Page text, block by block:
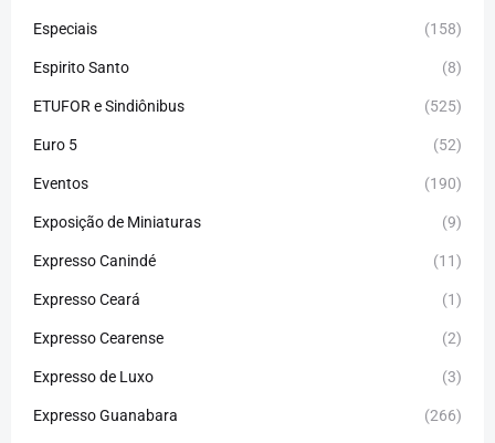
Especiais (158)
Espirito Santo (8)
ETUFOR e Sindiônibus (525)
Euro 5 (52)
Eventos (190)
Exposição de Miniaturas (9)
Expresso Canindé (11)
Expresso Ceará (1)
Expresso Cearense (2)
Expresso de Luxo (3)
Expresso Guanabara (266)